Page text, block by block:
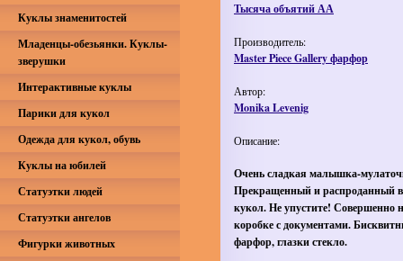
Тысяча объятий АА
Производитель:
Master Piece Gallery фарфор
Автор:
Monika Levenig
Описание:
Очень сладкая малышка-
Прекращенный и распроданный
кукол. Не упустите! Совершенно
коробке с документами.
фарфор, глазки стекло.
Куклы знаменитостей
Младенцы-обезьянки. Куклы-
зверушки
Интерактивные куклы
Парики для кукол
Одежда для кукол, обувь
Куклы на юбилей
Статуэтки людей
Статуэтки ангелов
Фигурки животных